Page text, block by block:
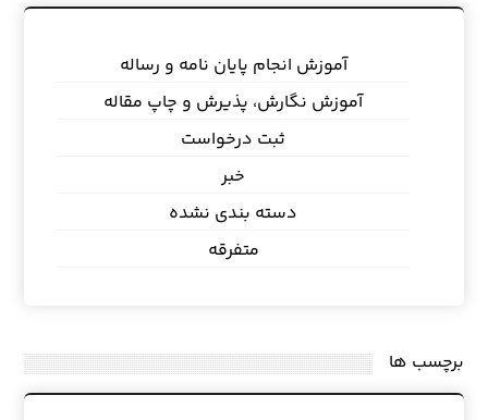
آموزش انجام پایان نامه و رساله
آموزش نگارش، پذیرش و چاپ مقاله
ثبت درخواست
خبر
دسته بندی نشده
متفرقه
برچسب ها